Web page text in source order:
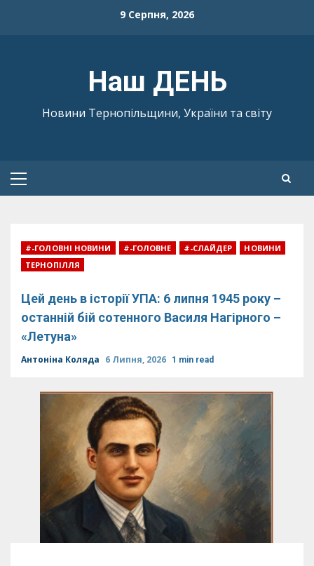
9 Серпня, 2026
Наш ДЕНЬ
Новини Тернопільщини, України та світу
Primary
#-ГОЛОВНІ НОВИНИ #-ГОЛОВНЕ #-СЛАЙДЕР
НОВИНИ
ТЕРНОПІЛЛЯ
Цей день в історії УПА: 6 липня 1945 року –
останній бій сотенного Василя Нагірного –
«Летуна»
Антоніна Коляда 6 Липня, 2026 1 min read